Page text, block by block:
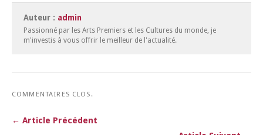
Auteur : admin
Passionné par les Arts Premiers et les Cultures du monde, je
m'investis à vous offrir le meilleur de l'actualité.
COMMENTAIRES CLOS.
← Article Précédent